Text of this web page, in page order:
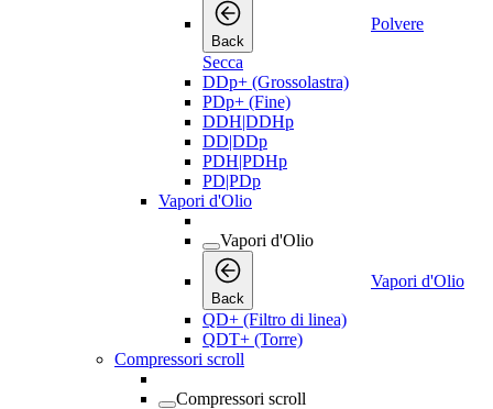
Back
Polvere
Secca
DDp+ (Grossolastra)
PDp+ (Fine)
DDH|DDHp
DD|DDp
PDH|PDHp
PD|PDp
Vapori d'Olio
Vapori d'Olio
Back
Vapori d'Olio
QD+ (Filtro di linea)
QDT+ (Torre)
Compressori scroll
Compressori scroll